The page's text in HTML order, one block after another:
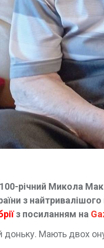
річний Микола
з
з посиланням на
Мають двох